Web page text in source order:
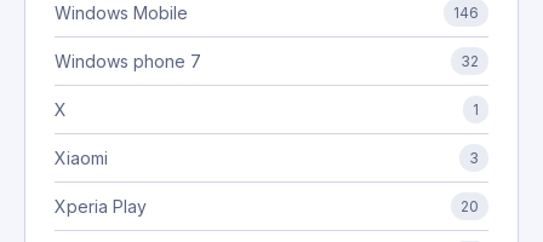
Windows Mobile 146
Windows phone 7 32
X 1
Xiaomi 3
Xperia Play 20